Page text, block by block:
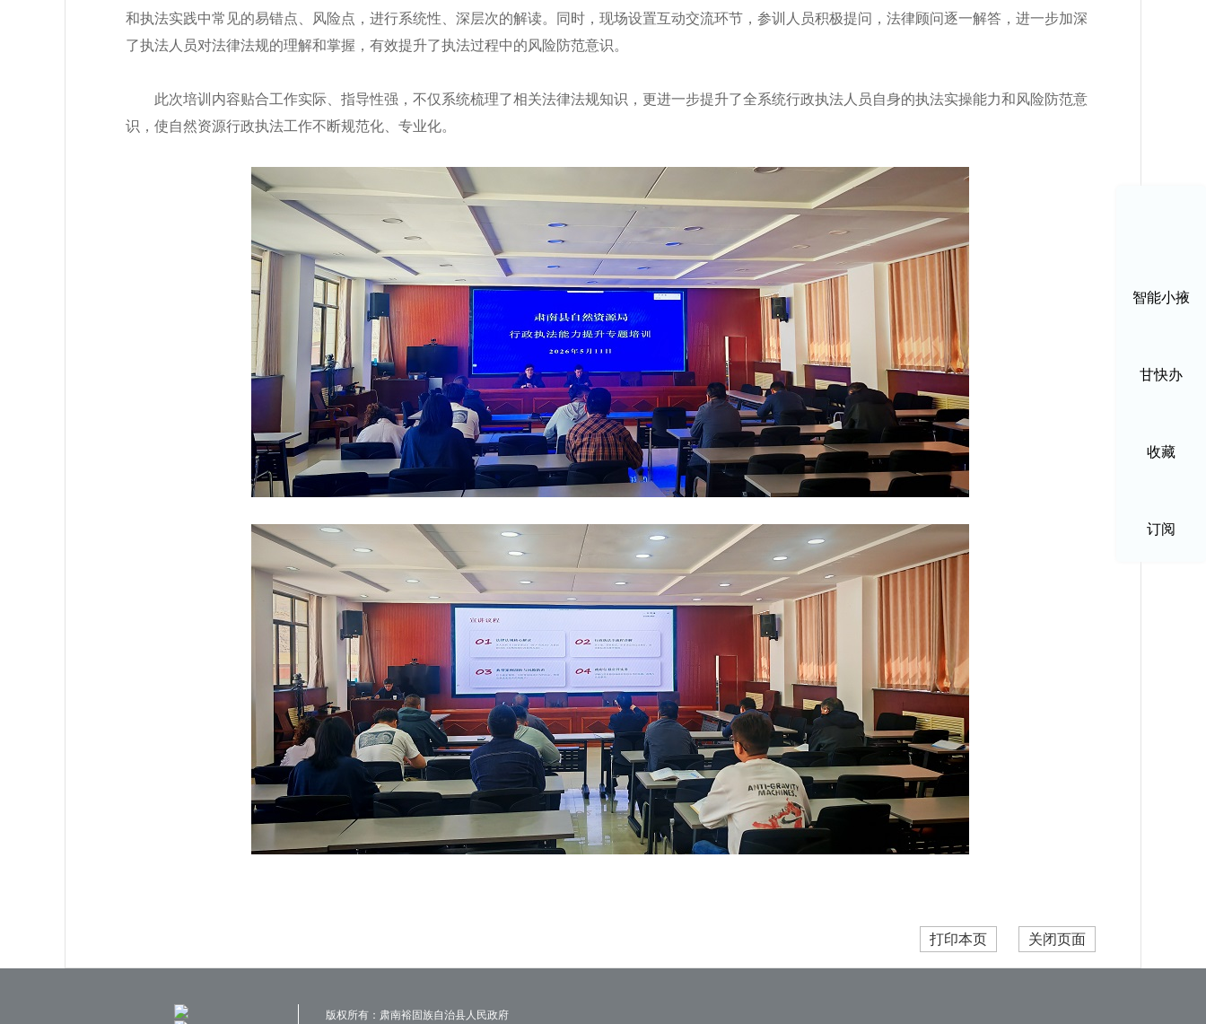
智能小掖
甘快办
收藏
订阅
和执法实践中常见的易错点、风险点，进行系统性、深层次的解读。同时，现场设置互动交流环节，参训人员积极提问，法律顾问逐一解答，进一步加深
了执法人员对法律法规的理解和掌握，有效提升了执法过程中的风险防范意识。
此次培训内容贴合工作实际、指导性强，不仅系统梳理了相关法律法规知识，更进一步提升了全系统行政执法人员自身的执法实操能力和风险防范意
识，使自然资源行政执法工作不断规范化、专业化。
打印本页 关闭页面
版权所有：肃南裕固族自治县人民政府